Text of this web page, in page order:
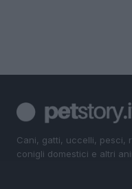
Cani, gatti, uccelli, pesci,
conigli domestici e altri